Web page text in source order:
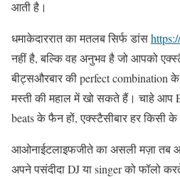
आती है।
धमाकेदाररात का मतलब सिर्फ डांस
नहीं है, बल्कि वह अनुभव है जो आपको
बीट्सऔरबार की perfect combination
मस्ती की महाल में खो सकते हैं। चाहे आप
beats के फैन हों, एक्स्टैसीबार हर
आओनाईटलाइफजीते का असली मज़ा तब
अपने पसंदीदा DJ या singer को फॉलो